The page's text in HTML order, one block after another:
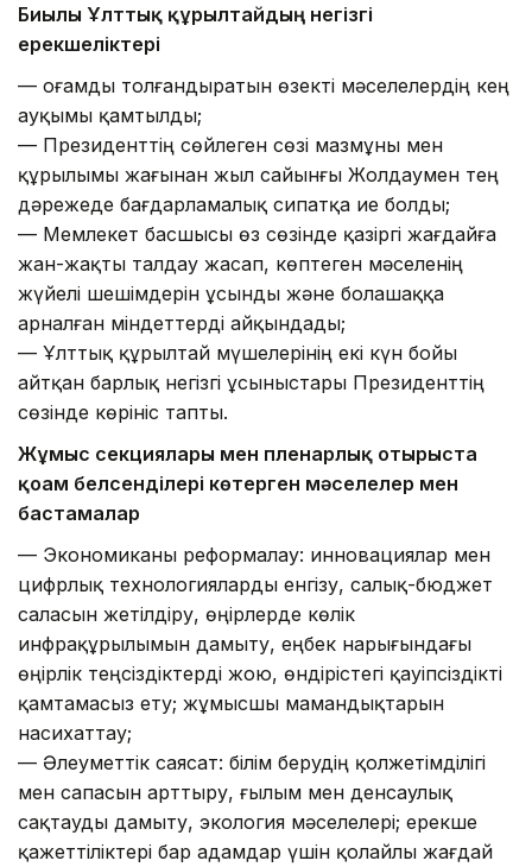
Биылғы Ұлттық құрылтайдың негізгі
ерекшеліктері
— Қоғамды толғандыратын өзекті мәселелердің кең
ауқымы қамтылды;
— Президенттің сөйлеген сөзі мазмұны мен
құрылымы жағынан жыл сайынғы Жолдаумен тең
дәрежеде бағдарламалық сипатқа ие болды;
— Мемлекет басшысы өз сөзінде қазіргі жағдайға
жан-жақты талдау жасап, көптеген мәселенің
жүйелі шешімдерін ұсынды және болашаққа
арналған міндеттерді айқындады;
— Ұлттық құрылтай мүшелерінің екі күн бойы
айтқан барлық негізгі ұсыныстары Президенттің
сөзінде көрініс тапты.
Жұмыс секциялары мен пленарлық отырыста
қоғам белсенділері көтерген мәселелер мен
бастамалар
— Экономиканы реформалау: инновациялар мен
цифрлық технологияларды енгізу, салық-бюджет
саласын жетілдіру, өңірлерде көлік
инфрақұрылымын дамыту, еңбек нарығындағы
өңірлік теңсіздіктерді жою, өндірістегі қауіпсіздікті
қамтамасыз ету; жұмысшы мамандықтарын
насихаттау;
— Әлеуметтік саясат: білім берудің қолжетімділігі
мен сапасын арттыру, ғылым мен денсаулық
сақтауды дамыту, экология мәселелері; ерекше
қажеттіліктері бар адамдар үшін қолайлы жағдай